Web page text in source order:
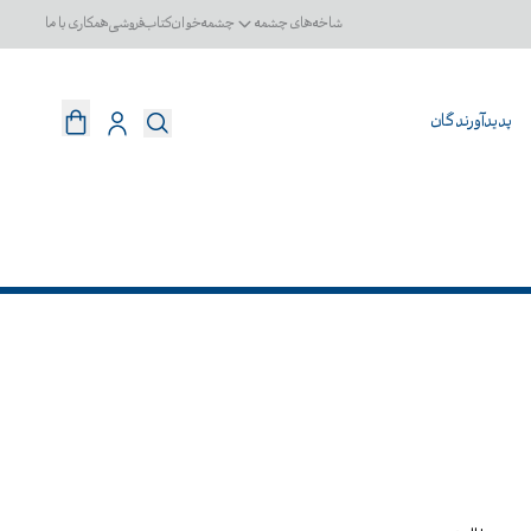
شاخه‌های چشمه چشمه‌خوانکتاب‌فروشیهمکاری با ما
پدیدآورندگان